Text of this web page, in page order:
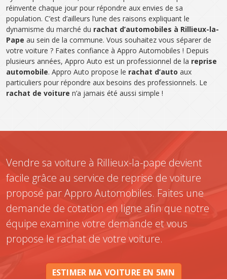
réinvente chaque jour pour répondre aux envies de sa
population. C’est d’ailleurs l’une des raisons expliquant le
dynamisme du marché du rachat d’automobiles à Rillieux-la-
Pape au sein de la commune. Vous souhaitez vous séparer de
votre voiture ? Faites confiance à Appro Automobiles ! Depuis
plusieurs années, Appro Auto est un professionnel de la reprise
automobile. Appro Auto propose le rachat d’auto aux
particuliers pour répondre aux besoins des professionnels. Le
rachat de voiture n’a jamais été aussi simple !
Vendre sa voiture à Rillieux-la-pape devient
facile grâce au service de reprise de voiture
proposé par Appro Automobiles. Faites une
demande de cotation en ligne afin que notre
équipe examine votre demande et vous
propose le rachat de votre voiture.
ESTIMER MA VOITURE EN 5MN